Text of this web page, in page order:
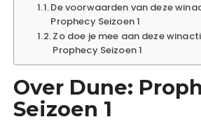
De voorwaarden van deze
Prophecy Seizoen 1
Zo doe je mee aan deze
Prophecy Seizoen 1
Over Dune:
Seizoen 1